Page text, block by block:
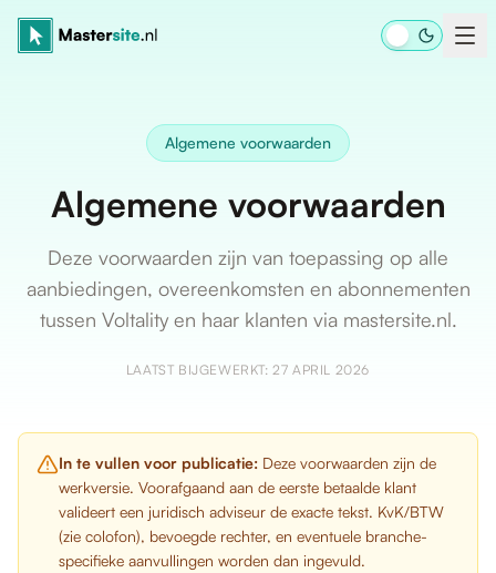
Ga naar inhoud
Algemene voorwaarden
Algemene voorwaarden
Deze voorwaarden zijn van toepassing op alle
aanbiedingen, overeenkomsten en abonnementen
tussen Voltality en haar klanten via mastersite.nl.
LAATST BIJGEWERKT:27 APRIL 2026
In te vullen voor publicatie: Deze voorwaarden zijn de
werkversie. Voorafgaand aan de eerste betaalde klant
valideert een juridisch adviseur de exacte tekst. KvK/BTW
(zie colofon), bevoegde rechter, en eventuele branche-
specifieke aanvullingen worden dan ingevuld.